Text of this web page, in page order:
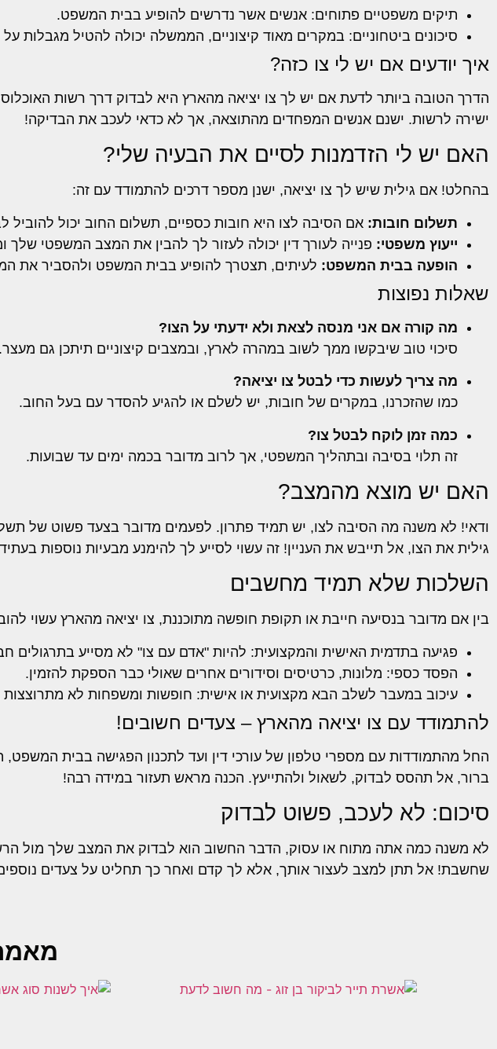
תיקים משפטיים פתוחים: אנשים אשר נדרשים להופיע בבית המשפט.
סיכונים ביטחוניים: במקרים מאוד קיצוניים, הממשלה יכולה להטיל מגבלות על
איך יודעים אם יש לי צו כזה?
הדרך הטובה ביותר לדעת אם יש לך צו יציאה מהארץ היא לבדוק דרך רשות
ישירה לרשות. ישנם אנשים המפחדים מהתוצאה, אך לא כדאי לעכב את הבדיקה!
האם יש לי הזדמנות לסיים את הבעיה שלי?
בהחלט! אם גילית שיש לך צו יציאה, ישנן מספר דרכים להתמודד עם זה:
תשלום חובות: אם הסיבה לצו היא חובות כספיים, תשלום החוב יכול להוביל
ייעוץ משפטי: פנייה לעורך דין יכולה לעזור לך להבין את המצב המשפטי שלך
הופעה בבית המשפט: לעיתים, תצטרך להופיע בבית המשפט ולהסביר את
שאלות נפוצות
מה קורה אם אני מנסה לצאת ולא ידעתי על הצו?
סיכוי טוב שיבקשו ממך לשוב במהרה לארץ, ובמצבים קיצוניים תיתכן גם מעצר.
מה צריך לעשות כדי לבטל צו יציאה?
כמו שהזכרנו, במקרים של חובות, יש לשלם או להגיע להסדר עם בעל החוב.
כמה זמן לוקח לבטל צו?
זה תלוי בסיבה ובתהליך המשפטי, אך לרוב מדובר בכמה ימים עד שבועות.
האם יש מוצא מהמצב?
ודאי! לא משנה מה הסיבה לצו, יש תמיד פתרון. לפעמים מדובר בצעד פשוט של
גילית את הצו, אל תייבש את העניין! זה עשוי לסייע לך להימנע מבעיות נוספות
השלכות שלא תמיד מחשבים
בין אם מדובר בנסיעה חייבת או תקופת חופשה מתוכננת, צו יציאה מהארץ עשוי
פגיעה בתדמית האישית והמקצועית: להיות "אדם עם צו" לא מסייע בתרגולים
הפסד כספי: מלונות, כרטיסים וסידורים אחרים שאולי כבר הספקת להזמין.
עיכוב במעבר לשלב הבא מקצועית או אישית: חופשות ומשפחות לא מתרוצצות
להתמודד עם צו יציאה מהארץ – צעדים חשובים!
החל מהתמודדות עם מספרי טלפון של עורכי דין ועד לתכנון הפגישה בבית
ברור, אל תהסס לבדוק, לשאול ולהתייעץ. הכנה מראש תעזור במידה רבה!
סיכום: לא לעכב, פשוט לבדוק
לא משנה כמה אתה מתוח או עסוק, הדבר החשוב הוא לבדוק את המצב שלך מול
שחשבת! אל תתן למצב לעצור אותך, אלא לך קדם ואחר כך תחליט על צעדים